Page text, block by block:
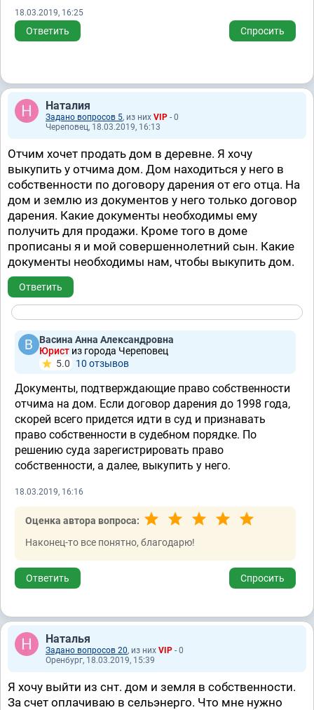
18.03.2019, 16:25
Ответить Спросить
Наталия
Задано вопросов 5, из них VIP - 0
Череповец, 18.03.2019, 16:13
Отчим хочет продать дом в деревне. Я хочу
выкупить у отчима дом. Дом находиться у него в
собственности по договору дарения от его отца. На
дом и землю из документов у него только договор
дарения. Какие документы необходимы ему
получить для продажи. Кроме того в доме
прописаны я и мой совершеннолетний сын. Какие
документы необходимы нам, чтобы выкупить дом.
Ответить
Васина Анна Александровна
Юрист из города Череповец
5.0
10 отзывов
Документы, подтверждающие право собственности
отчима на дом. Если договор дарения до 1998 года,
скорей всего придется идти в суд и признавать
право собственности в судебном порядке. По
решению суда зарегистрировать право
собственности, а далее, выкупить у него.
18.03.2019, 16:16
Оценка автора вопроса:
Наконец-то все понятно, благодарю!
Ответить Спросить
Наталья
Задано вопросов 20, из них VIP - 0
Оренбург, 18.03.2019, 15:39
Я хочу выйти из снт. дом и земля в собственности.
За счет оплачиваю в сельэнерго. Что мне нужно